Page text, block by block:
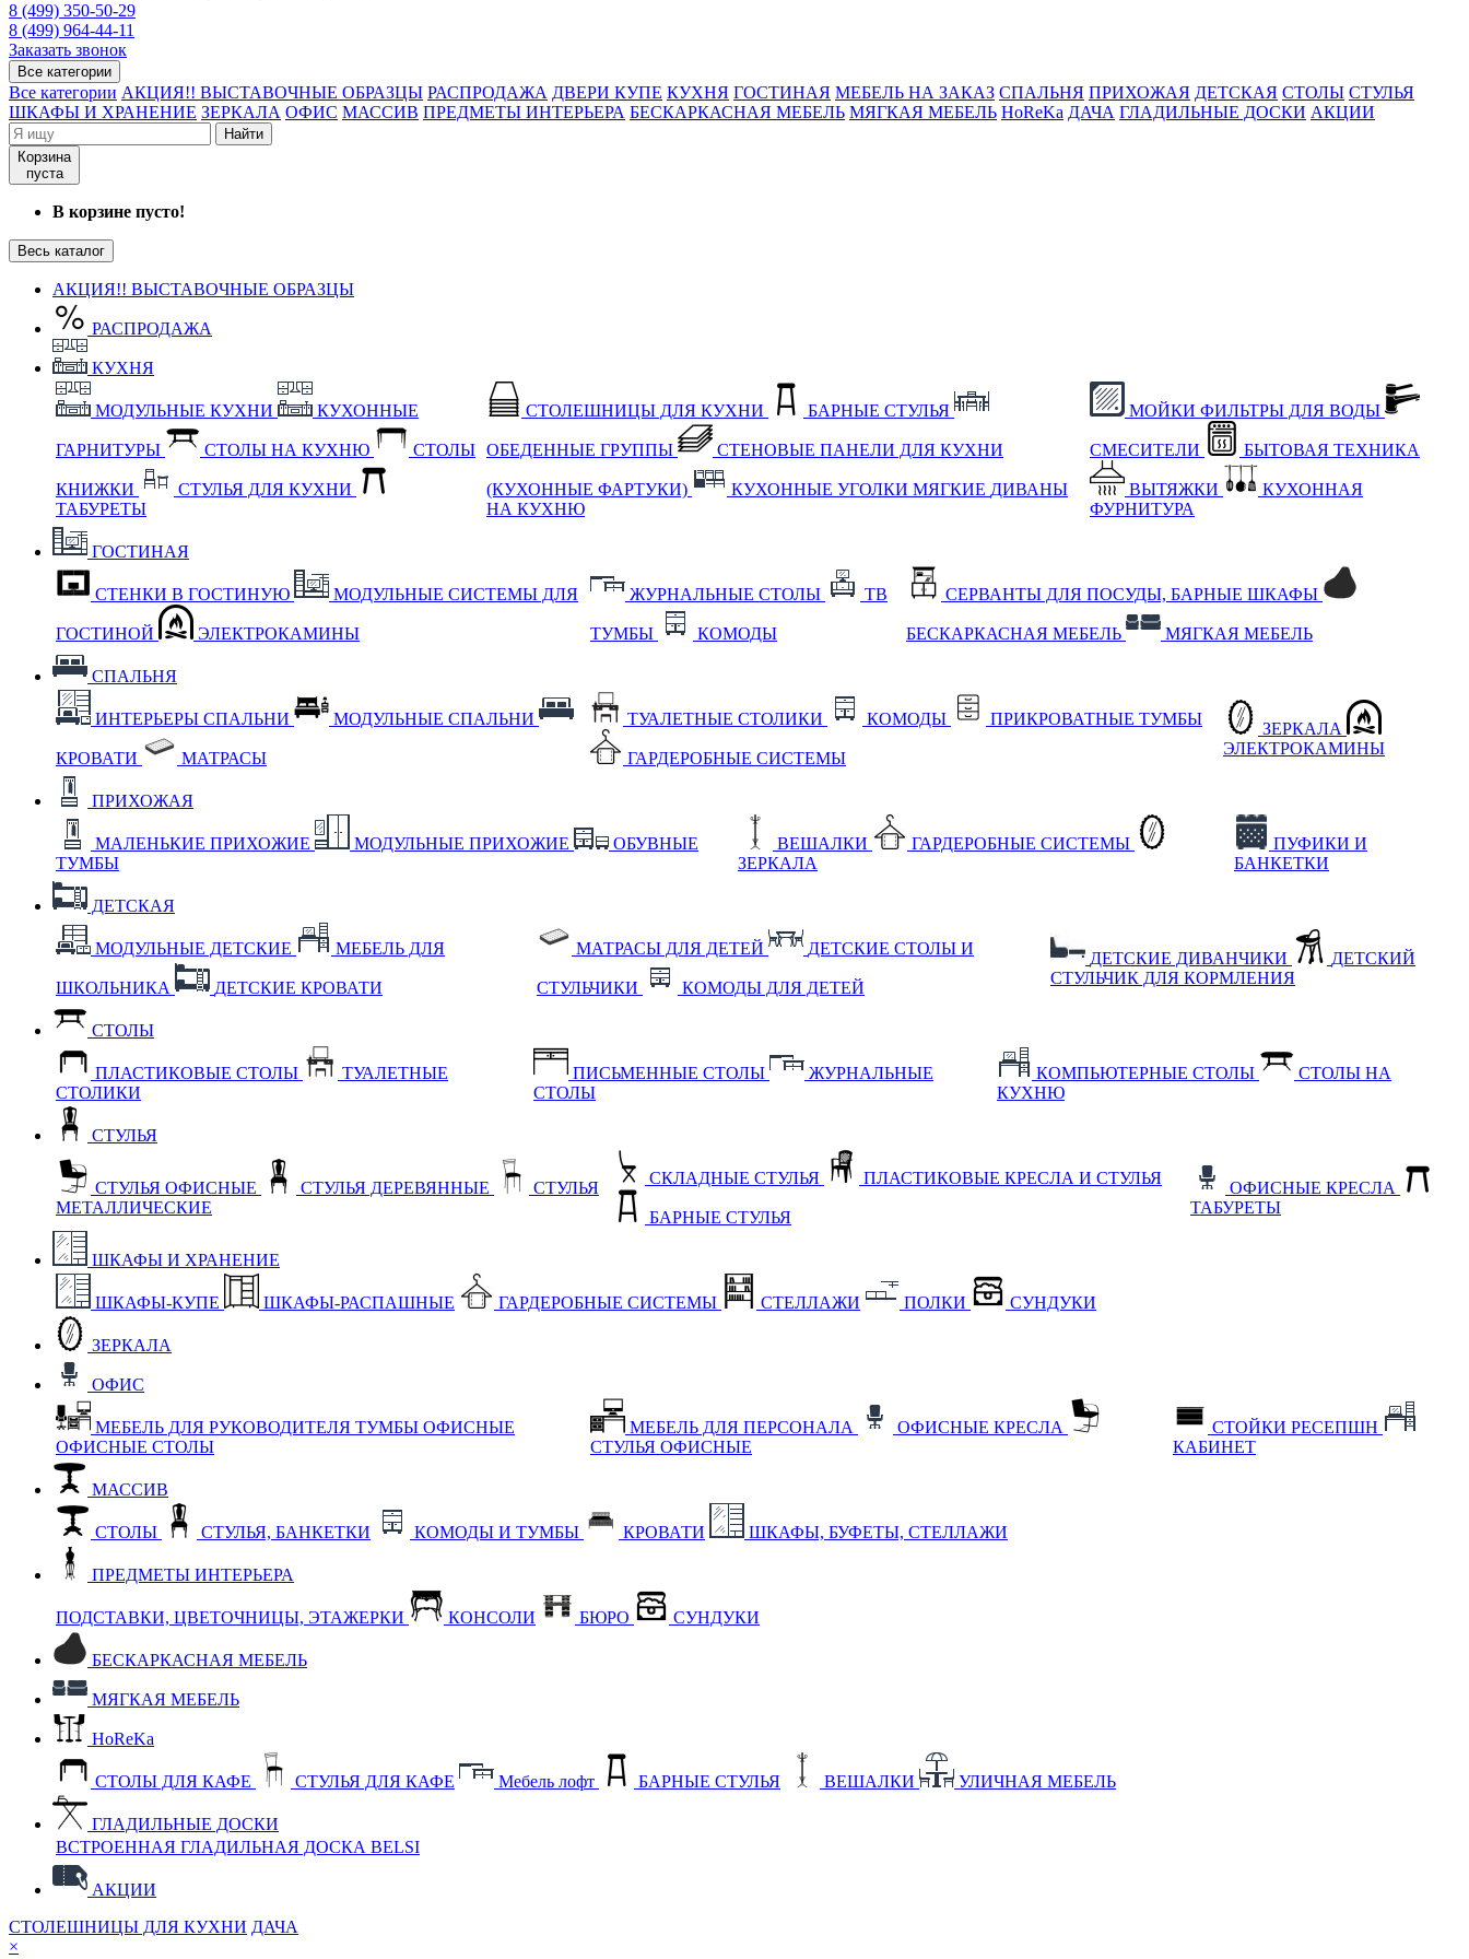
8 (499) 350-50-29
8 (499) 964-44-11
Заказать звонок
Все категории
Все категории АКЦИЯ!! ВЫСТАВОЧНЫЕ ОБРАЗЦЫ РАСПРОДАЖА ДВЕРИ КУПЕ КУХНЯ ГОСТИНАЯ МЕБЕЛЬ НА ЗАКАЗ СПАЛЬНЯ ПРИХОЖАЯ ДЕТСКАЯ СТОЛЫ СТУЛЬЯ
ШКАФЫ И ХРАНЕНИЕ ЗЕРКАЛА ОФИС МАССИВ ПРЕДМЕТЫ ИНТЕРЬЕРА БЕСКАРКАСНАЯ МЕБЕЛЬ МЯГКАЯ МЕБЕЛЬ HoReKa ДАЧА ГЛАДИЛЬНЫЕ ДОСКИ АКЦИИ
Найти
Корзина
пуста
В корзине пусто!
Весь каталог
АКЦИЯ!! ВЫСТАВОЧНЫЕ ОБРАЗЦЫ
РАСПРОДАЖА
КУХНЯ
МОДУЛЬНЫЕ КУХНИ КУХОННЫЕ
ГАРНИТУРЫ СТОЛЫ НА КУХНЮ СТОЛЫ
КНИЖКИ
СТУЛЬЯ ДЛЯ КУХНИ
ТАБУРЕТЫ
СТОЛЕШНИЦЫ ДЛЯ КУХНИ БАРНЫЕ СТУЛЬЯ
ОБЕДЕННЫЕ ГРУППЫ СТЕНОВЫЕ ПАНЕЛИ ДЛЯ КУХНИ
(КУХОННЫЕ ФАРТУКИ) КУХОННЫЕ УГОЛКИ МЯГКИЕ ДИВАНЫ
НА КУХНЮ
МОЙКИ ФИЛЬТРЫ ДЛЯ ВОДЫ
СМЕСИТЕЛИ БЫТОВАЯ ТЕХНИКА
ВЫТЯЖКИ
КУХОННАЯ
ФУРНИТУРА
ГОСТИНАЯ
СТЕНКИ В ГОСТИНУЮ МОДУЛЬНЫЕ СИСТЕМЫ ДЛЯ
ГОСТИНОЙ ЭЛЕКТРОКАМИНЫ
ЖУРНАЛЬНЫЕ СТОЛЫ ТВ
ТУМБЫ КОМОДЫ
СЕРВАНТЫ ДЛЯ ПОСУДЫ, БАРНЫЕ ШКАФЫ
БЕСКАРКАСНАЯ МЕБЕЛЬ МЯГКАЯ МЕБЕЛЬ
СПАЛЬНЯ
ИНТЕРЬЕРЫ СПАЛЬНИ МОДУЛЬНЫЕ СПАЛЬНИ
КРОВАТИ МАТРАСЫ
ТУАЛЕТНЫЕ СТОЛИКИ КОМОДЫ ПРИКРОВАТНЫЕ ТУМБЫ
ГАРДЕРОБНЫЕ СИСТЕМЫ
ЗЕРКАЛА
ЭЛЕКТРОКАМИНЫ
ПРИХОЖАЯ
МАЛЕНЬКИЕ ПРИХОЖИЕ МОДУЛЬНЫЕ ПРИХОЖИЕ
ОБУВНЫЕ
ТУМБЫ
ВЕШАЛКИ
ГАРДЕРОБНЫЕ СИСТЕМЫ
ЗЕРКАЛА
ПУФИКИ И
БАНКЕТКИ
ДЕТСКАЯ
МОДУЛЬНЫЕ ДЕТСКИЕ МЕБЕЛЬ ДЛЯ
ШКОЛЬНИКА ДЕТСКИЕ КРОВАТИ
МАТРАСЫ ДЛЯ ДЕТЕЙ ДЕТСКИЕ СТОЛЫ И
СТУЛЬЧИКИ КОМОДЫ ДЛЯ ДЕТЕЙ
ДЕТСКИЕ ДИВАНЧИКИ
ДЕТСКИЙ
СТУЛЬЧИК ДЛЯ КОРМЛЕНИЯ
СТОЛЫ
ПЛАСТИКОВЫЕ СТОЛЫ
ТУАЛЕТНЫЕ
СТОЛИКИ
ПИСЬМЕННЫЕ СТОЛЫ
ЖУРНАЛЬНЫЕ
СТОЛЫ
КОМПЬЮТЕРНЫЕ СТОЛЫ
СТОЛЫ НА
КУХНЮ
СТУЛЬЯ
СТУЛЬЯ ОФИСНЫЕ СТУЛЬЯ ДЕРЕВЯННЫЕ
СТУЛЬЯ
МЕТАЛЛИЧЕСКИЕ
СКЛАДНЫЕ СТУЛЬЯ ПЛАСТИКОВЫЕ КРЕСЛА И СТУЛЬЯ
БАРНЫЕ СТУЛЬЯ
ОФИСНЫЕ КРЕСЛА
ТАБУРЕТЫ
ШКАФЫ И ХРАНЕНИЕ
ШКАФЫ-КУПЕ ШКАФЫ-РАСПАШНЫЕ ГАРДЕРОБНЫЕ СИСТЕМЫ СТЕЛЛАЖИ ПОЛКИ СУНДУКИ
ЗЕРКАЛА
ОФИС
МЕБЕЛЬ ДЛЯ РУКОВОДИТЕЛЯ ТУМБЫ ОФИСНЫЕ
ОФИСНЫЕ СТОЛЫ
МЕБЕЛЬ ДЛЯ ПЕРСОНАЛА
ОФИСНЫЕ КРЕСЛА
СТУЛЬЯ ОФИСНЫЕ
СТОЙКИ РЕСЕПШН
КАБИНЕТ
МАССИВ
СТОЛЫ СТУЛЬЯ, БАНКЕТКИ КОМОДЫ И ТУМБЫ КРОВАТИ ШКАФЫ, БУФЕТЫ, СТЕЛЛАЖИ
ПРЕДМЕТЫ ИНТЕРЬЕРА
ПОДСТАВКИ, ЦВЕТОЧНИЦЫ, ЭТАЖЕРКИ КОНСОЛИ БЮРО СУНДУКИ
БЕСКАРКАСНАЯ МЕБЕЛЬ
МЯГКАЯ МЕБЕЛЬ
HoReKa
СТОЛЫ ДЛЯ КАФЕ СТУЛЬЯ ДЛЯ КАФЕ Мебель лофт БАРНЫЕ СТУЛЬЯ ВЕШАЛКИ УЛИЧНАЯ МЕБЕЛЬ
ГЛАДИЛЬНЫЕ ДОСКИ
ВСТРОЕННАЯ ГЛАДИЛЬНАЯ ДОСКА BELSI
АКЦИИ
СТОЛЕШНИЦЫ ДЛЯ КУХНИ ДАЧА
×